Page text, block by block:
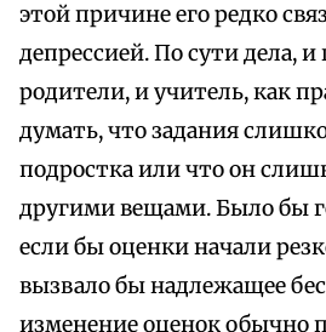
этой причине его редко
депрессией. По сути дела, и
родители, и учитель, как
думать, что задания
подростка или что он
другими вещами. Было бы
если бы оценки начали
вызвало бы надлежащее
изменение оценок обычно